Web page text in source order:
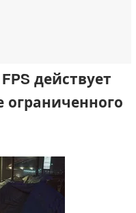
действует
ограниченного